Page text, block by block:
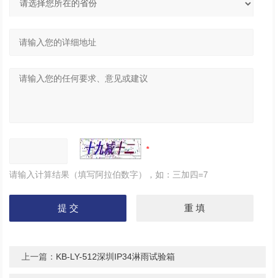
请输入计算结果（填写阿拉伯数字），如：三加四=7
上一篇： KB-LY-512深圳IP34淋雨试验箱